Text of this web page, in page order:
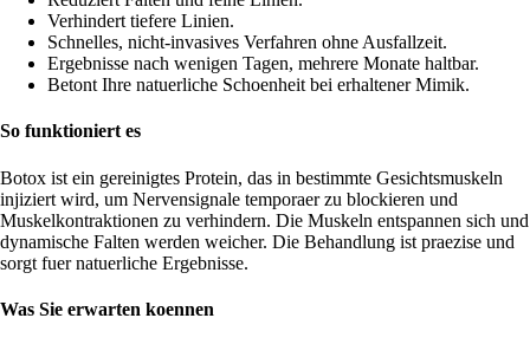
Verhindert tiefere Linien.
Schnelles, nicht-invasives Verfahren ohne Ausfallzeit.
Ergebnisse nach wenigen Tagen, mehrere Monate haltbar.
Betont Ihre natuerliche Schoenheit bei erhaltener Mimik.
So funktioniert es
Botox ist ein gereinigtes Protein, das in bestimmte Gesichtsmuskeln
injiziert wird, um Nervensignale temporaer zu blockieren und
Muskelkontraktionen zu verhindern. Die Muskeln entspannen sich und
dynamische Falten werden weicher. Die Behandlung ist praezise und
sorgt fuer natuerliche Ergebnisse.
Was Sie erwarten koennen